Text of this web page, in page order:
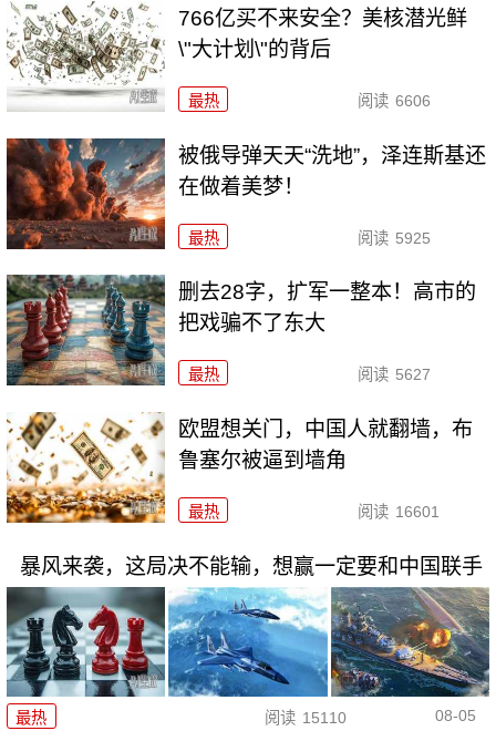
766亿买不来安全？美核潜光鲜
\"大计划\"的背后
最热 阅读 6606
被俄导弹天天“洗地”，泽连斯基还
在做着美梦！
最热 阅读 5925
删去28字，扩军一整本！高市的
把戏骗不了东大
最热 阅读 5627
欧盟想关门，中国人就翻墙，布
鲁塞尔被逼到墙角
最热 阅读 16601
暴风来袭，这局决不能输，想赢一定要和中国联手
最热 阅读 15110 08-05